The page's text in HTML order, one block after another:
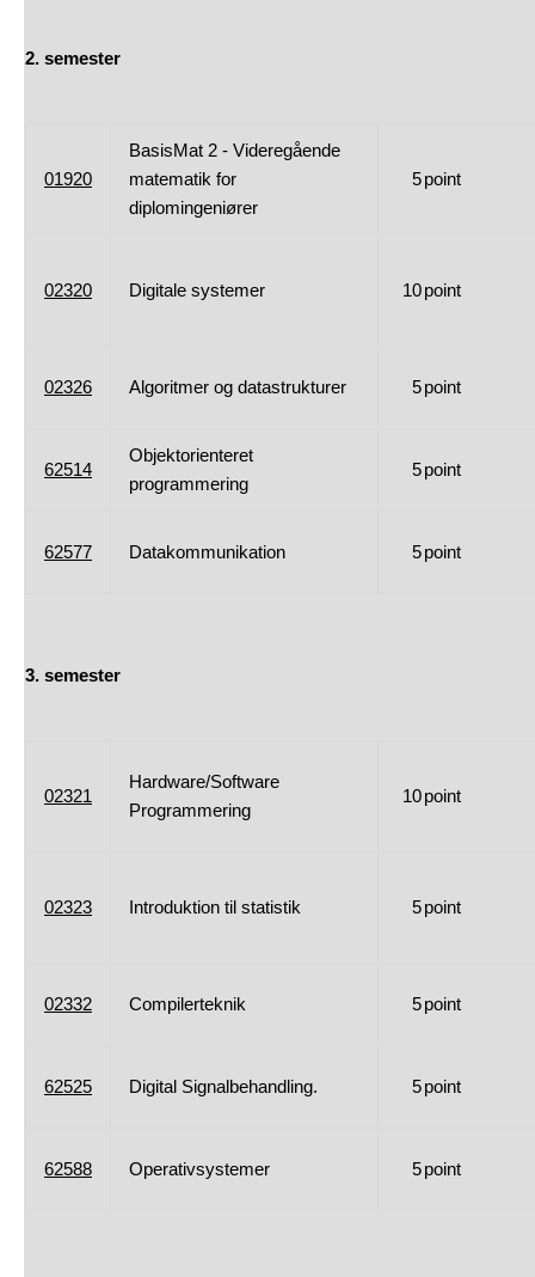
2. semester
01920
BasisMat 2 - Videregående
matematik for
diplomingeniører
5point
02320 Digitale systemer 10point
02326 Algoritmer og datastrukturer 5point
62514
Objektorienteret
programmering
5point
62577 Datakommunikation 5point
3. semester
02321
Hardware/Software
Programmering
10point
02323 Introduktion til statistik 5point
02332 Compilerteknik 5point
62525 Digital Signalbehandling. 5point
62588 Operativsystemer 5point